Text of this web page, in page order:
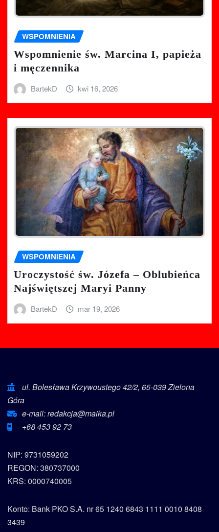
WSPOMNIENIA
Wspomnienie św. Marcina I, papieża
i męczennika
BartekD kwi 16, 2026
WSPOMNIENIA
Uroczystość św. Józefa – Oblubieńca
Najświętszej Maryi Panny
BartekD mar 19, 2026
ul. Bolesława Krzywoustego 42/2, 65-039 Zielona
Góra
e-mail: redakcja@maika.pl
+68 453 92 73
NIP: 9731059202
REGON: 380737000
KRS: 0000740005
Konto: Bank PKO S.A. nr 65 1240 6843 1111 0010 8408
3439